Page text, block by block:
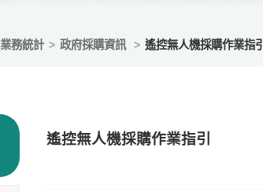
業務統計 政府採購資訊 遙控無人機採購作業指引
遙控無人機採購作業指引